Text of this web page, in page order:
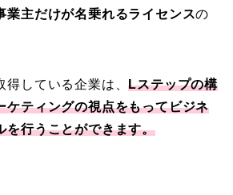
業主だけが名乗れるライセンスの
得している企業は、Lステップの構
ケティングの視点をもってビジネ
を行うことができます。